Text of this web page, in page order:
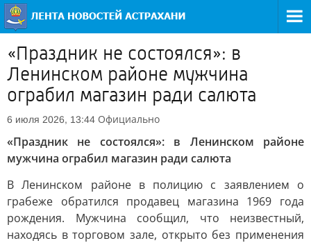
«Праздник не состоялся»: в
Ленинском районе мужчина
ограбил магазин ради салюта
6 июля 2026, 13:44 Официально
«Праздник не состоялся»: в Ленинском районе
мужчина ограбил магазин ради салюта
В Ленинском районе в полицию с заявлением о
грабеже обратился продавец магазина 1969 года
рождения. Мужчина сообщил, что неизвестный,
находясь в торговом зале, открыто без применения